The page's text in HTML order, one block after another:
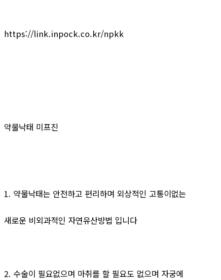
https://link.inpock.co.kr/npkk
약물낙태 미프진
1. 약물낙태는 안전하고 편리하며 외상적인 고통이없는
새로운 비외과적인 자연유산방법 입니다
2. 수술이 필요없으며 마취를 할 필요도 없으며 자궁에